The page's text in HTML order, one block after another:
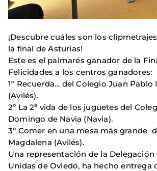
¡Descubre cuáles son los
la final de Asturias!
Este es el palmarés ganador de la
Felicidades a los centros ganadores:
1º Recuerda… del Colegio Juan Pablo
(Avilés).
2º La 2ª vida de los juguetes del
Domingo de Navia (Navia).
3º Comer en una mesa más grande
Magdalena (Avilés).
Una representación de la Delegación
Unidas de Oviedo, ha hecho entrega